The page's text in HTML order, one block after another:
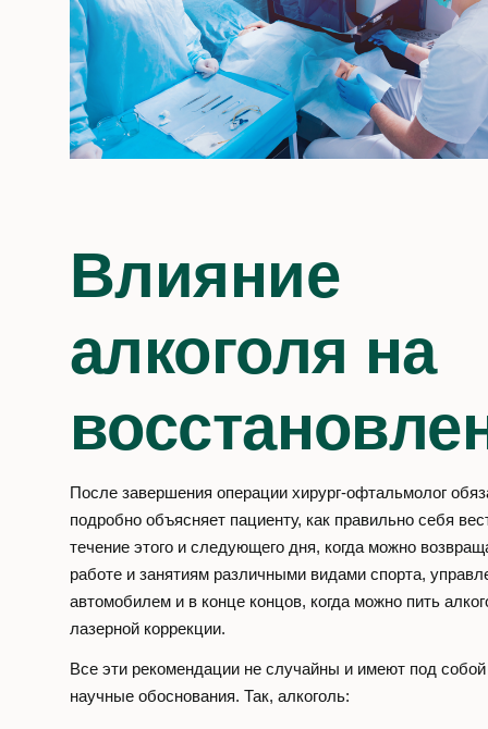
Влияние
алкоголя на
После завершения операции хирург-офтальмолог
подробно объясняет пациенту, как правильно себя
течение этого и следующего дня, когда можно
работе и занятиям различными видами спорта,
автомобилем и в конце концов, когда можно пить
лазерной коррекции.
Все эти рекомендации не случайны и имеют под собой
научные обоснования. Так, алкоголь: